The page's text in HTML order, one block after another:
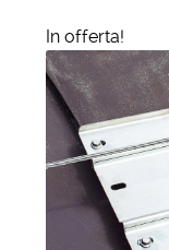
Linee vita
Scale in legno
Rampe di
Sollevatori
In offerta!